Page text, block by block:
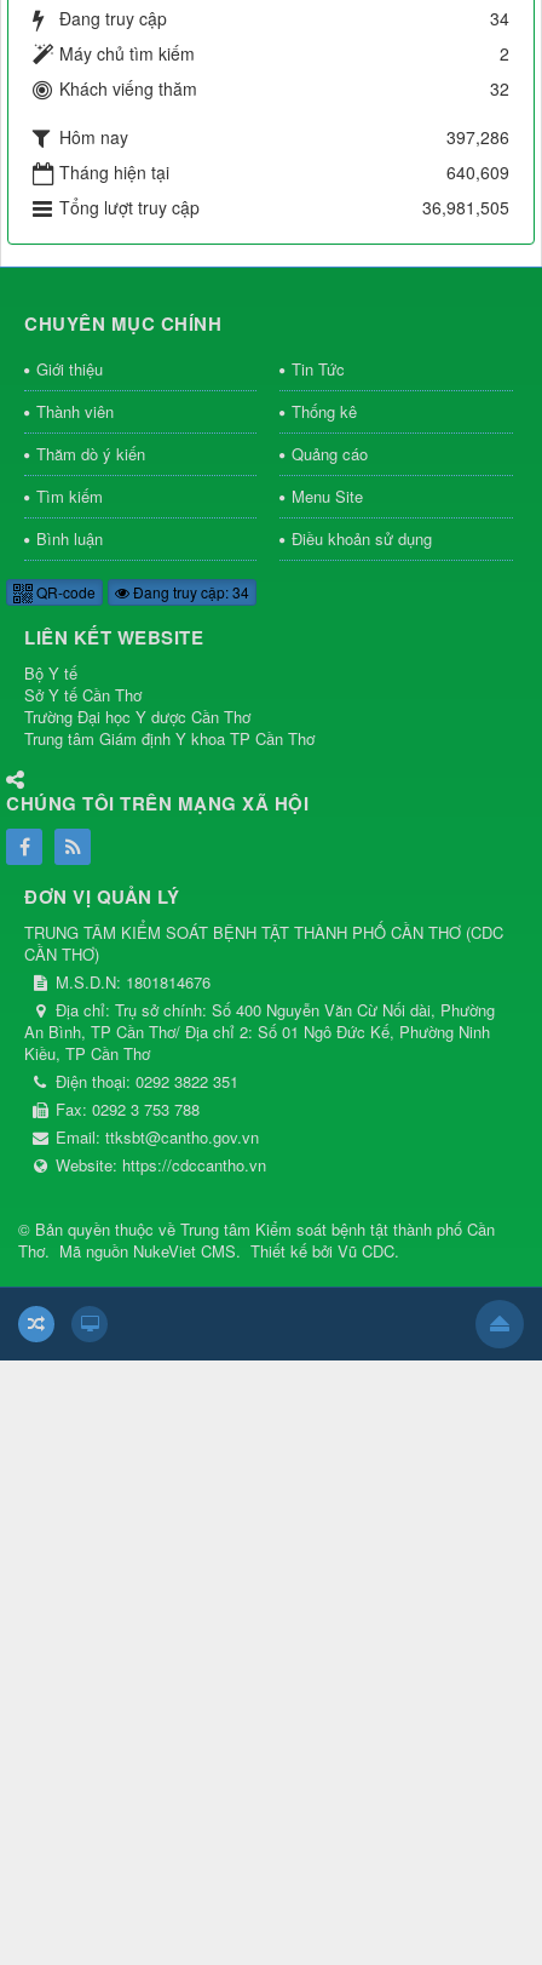
Đang truy cập
34
Máy chủ tìm kiếm
2
Khách viếng thăm
32
Hôm nay
397,286
Tháng hiện tại
640,609
Tổng lượt truy cập
36,981,505
CHUYÊN MỤC CHÍNH
Giới thiệu
Tin Tức
Thành viên
Thống kê
Thăm dò ý kiến
Quảng cáo
Tìm kiếm
Menu Site
Bình luận
Điều khoản sử dụng
QR-code Đang truy cập: 34
LIÊN KẾT WEBSITE
Bộ Y tế
Sở Y tế Cần Thơ
Trường Đại học Y dược Cần Thơ
Trung tâm Giám định Y khoa TP Cần Thơ
CHÚNG TÔI TRÊN MẠNG XÃ HỘI
ĐƠN VỊ QUẢN LÝ
TRUNG TÂM KIỂM SOÁT BỆNH TẬT THÀNH PHỐ CẦN THƠ (CDC
CẦN THƠ)
M.S.D.N: 1801814676
Địa chỉ: Trụ sở chính: Số 400 Nguyễn Văn Cừ Nối dài, Phường
An Bình, TP Cần Thơ/ Địa chỉ 2: Số 01 Ngô Đức Kế, Phường Ninh
Kiều, TP Cần Thơ
Điện thoại: 0292 3822 351
Fax: 0292 3 753 788
Email: ttksbt@cantho.gov.vn
Website: https://cdccantho.vn
© Bản quyền thuộc về Trung tâm Kiểm soát bệnh tật thành phố Cần
Thơ. Mã nguồn NukeViet CMS. Thiết kế bởi Vũ CDC.